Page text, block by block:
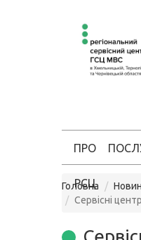
ПРО
РСЦ
Головна
Сервісні